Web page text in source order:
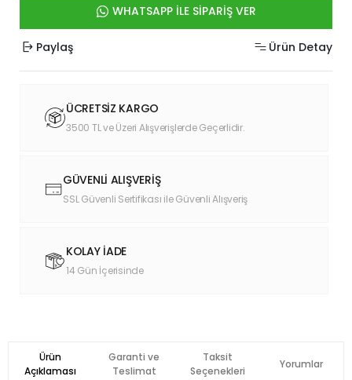
WHATSAPP İLE SİPARİŞ VER
Paylaş Ürün Detay
ÜCRETSİZ KARGO
3500 TL ve Üzeri Alışverişlerde Geçerlidir.
GÜVENLİ ALIŞVERİŞ
SSL Güvenli Sertifikası ile Güvenli Alışveriş
KOLAY İADE
14 Gün İçerisinde
Ürün
Açıklaması
Garanti ve
Teslimat
Taksit
Seçenekleri
Yorumlar